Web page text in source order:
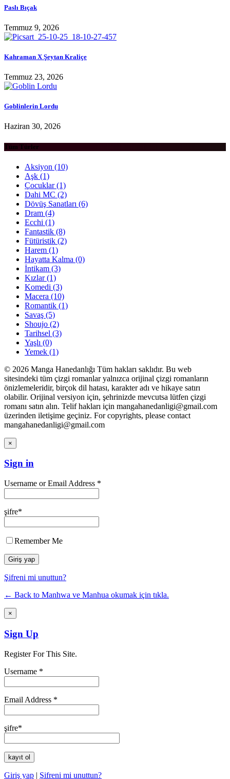
Paslı Bıçak
Temmuz 9, 2026
Kahraman X Şeytan Kraliçe
Temmuz 23, 2026
Goblinlerin Lordu
Haziran 30, 2026
Tüm Türler
Aksiyon (10)
Aşk (1)
Çocuklar(1)
Dahi MC (2)
Dövüş Sanatları (6)
Dram (4)
Ecchi (1)
Fantastik (8)
Fütüristik (2)
Harem (1)
Hayatta Kalma (0)
İntikam (3)
Kızlar(1)
Komedi (3)
Macera (10)
Romantik (1)
Savaş (5)
Shoujo (2)
Tarihsel (3)
Yaşlı (0)
Yemek (1)
© 2026 Manga Hanedanlığı Tüm hakları saklıdır. Bu web
sitesindeki tüm çizgi romanlar yalnızca orijinal çizgi romanların
önizlemeleridir, birçok dil hatası, karakter adı ve hikaye satırı
olabilir. Orijinal versiyon için, şehrinizde mevcutsa lütfen çizgi
romanı satın alın. Telif hakları için mangahanedanligi@gmail.com
üzerinden iletişime geçiniz. For copyrights, please contact
mangahanedanligi@gmail.com
×
Sign in
Username or Email Address *
şifre*
Remember Me
Şifreni mi unuttun?
← Back to Manhwa ve Manhua okumak için tıkla.
×
Sign Up
Register For This Site.
Username *
Email Address *
şifre*
Giriş yap | Şifreni mi unuttun?